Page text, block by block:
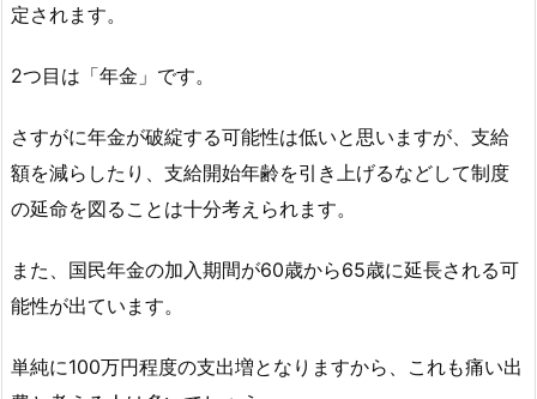
定されます。
2つ目は「年金」です。
さすがに年金が破綻する可能性は低いと思いますが、支給
額を減らしたり、支給開始年齢を引き上げるなどして制度
の延命を図ることは十分考えられます。
また、国民年金の加入期間が60歳から65歳に延長される可
能性が出ています。
単純に100万円程度の支出増となりますから、これも痛い出